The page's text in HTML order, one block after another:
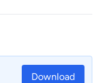
Download